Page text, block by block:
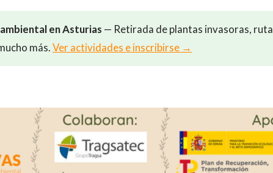
en Asturias — Retirada de plantas invasoras,
más.Ver actividades e inscribirse →